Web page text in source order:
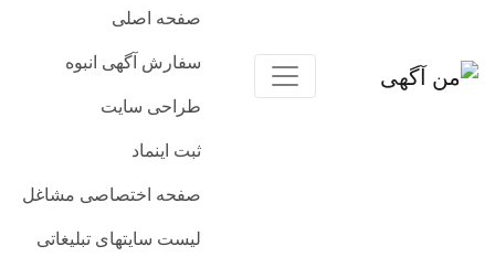
صفحه اصلی
سفارش آگهی انبوه
طراحی سایت
ثبت اینماد
صفحه اختصاصی مشاغل
لیست سایتهای تبلیغاتی